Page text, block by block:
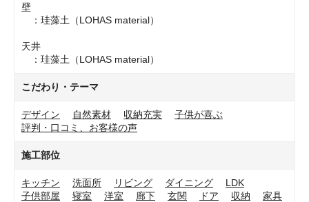
壁
：珪藻土（LOHAS material）
天井
：珪藻土（LOHAS material）
こだわり・テーマ
デザイン 自然素材 収納充実
子供が喜ぶ
評判・口コミ、お客様の声
施工部位
キッチン 洗面所 リビング ダイニング
LDK
子供部屋
寝室 洋室 廊下 玄関 ドア 収納 家具